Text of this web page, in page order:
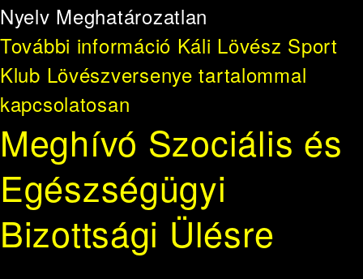
Nyelv Meghatározatlan
További információ Káli Lövész Sport
Klub Lövészversenye tartalommal
kapcsolatosan
Meghívó Szociális és
Egészségügyi
Bizottsági Ülésre